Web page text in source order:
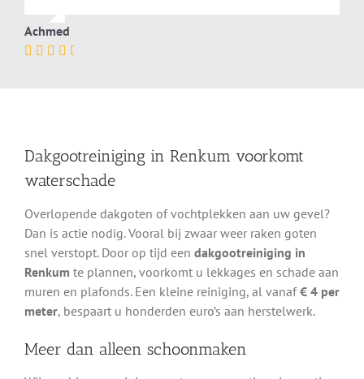
Achmed
Dakgootreiniging in Renkum voorkomt
waterschade
Overlopende dakgoten of vochtplekken aan uw gevel?
Dan is actie nodig. Vooral bij zwaar weer raken goten
snel verstopt. Door op tijd een dakgootreiniging in
Renkum te plannen, voorkomt u lekkages en schade aan
muren en plafonds. Een kleine reiniging, al vanaf€ 4 per
meter, bespaart u honderden euro’s aan herstelwerk.
Meer dan alleen schoonmaken